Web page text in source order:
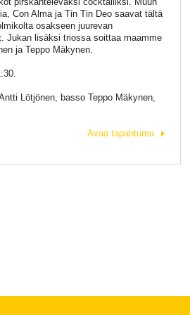
Con Alma ja Tin Tin Deo saavat tältä
osakseen juurevan
Jukan lisäksi triossa soittaa maamme
ja Teppo Mäkynen.
Lötjönen, basso Teppo Mäkynen,
Avaa tapahtuma